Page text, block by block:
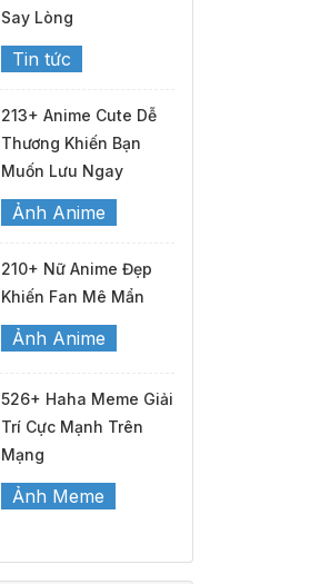
Say Lòng
Tin tức
213+ Anime Cute Dễ
Thương Khiến Bạn
Muốn Lưu Ngay
Ảnh Anime
210+ Nữ Anime Đẹp
Khiến Fan Mê Mẩn
Ảnh Anime
526+ Haha Meme Giải
Trí Cực Mạnh Trên
Mạng
Ảnh Meme